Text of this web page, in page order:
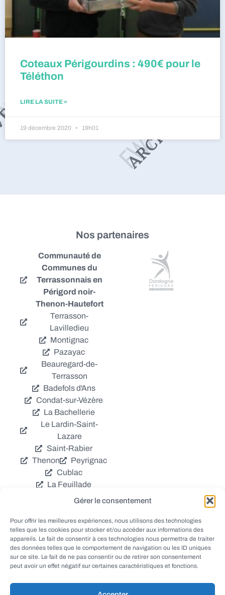
Gérer le consentement
Pour offrir les meilleures expériences, nous utilisons des technologies
telles que les cookies pour stocker et/ou accéder aux informations des
appareils. Le fait de consentir à ces technologies nous permettra de traiter
des données telles que le comportement de navigation ou les ID uniques
sur ce site. Le fait de ne pas consentir ou de retirer son consentement
peut avoir un effet négatif sur certaines caractéristiques et fonctions.
Coteaux Périgourdins : 490€ pour le
Téléthon
LIRE LA SUITE »
19 décembre 2020 19h01
Nos partenaires
Communauté de
Communes du
Terrassonnais en
Périgord noir-
Thenon-Hautefort
Terrasson-
Lavilledieu
Montignac
Pazayac
Beauregard-de-
Terrasson
Badefols d'Ans
Condat-sur-Vézère
La Bachellerie
Le Lardin-Saint-
Lazare
Saint-Rabier
Thenon
Peyrignac
Cublac
La Feuillade
Chavagnac
Coly
Grèzes
Aubas
Villac
Azerat
Ladornac
Tourtoirac